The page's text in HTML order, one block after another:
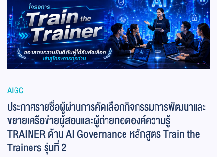
AIGC
ประกาศรายชื่อผู้ผ่านการคัดเลือกกิจกรรมการพัฒนาและ
ขยายเครือข่ายผู้สอนและผู้ถ่ายทอดองค์ความรู้
TRAINER ด้าน AI Governance หลักสูตร Train the
Trainers รุ่นที่ 2